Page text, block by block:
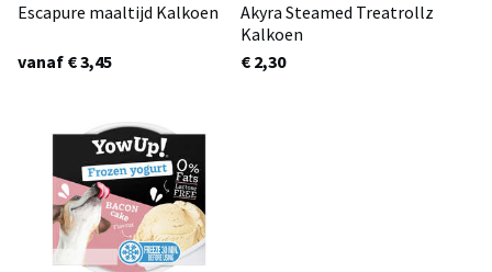
Escapure maaltijd Kalkoen
vanaf € 3,45
Akyra Steamed Treatrollz
Kalkoen
€ 2,30